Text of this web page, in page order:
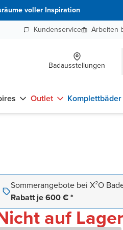
voller Inspiration
Kundenservice
Arbeiten
Badausstellungen
Outlet Komplettbäder
Sommerangebote bei X²O
Rabatt je 600 € *
auf Lager